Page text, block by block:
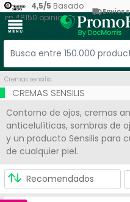
4,5/5 Basado
en48150 opiniones
Envíos
menu
Cremas sensilis
CREMAS SENSILIS
Contorno de ojos, cremas
anticelulíticas, sombras de
y un producto Sensilis para
de cualquier piel.